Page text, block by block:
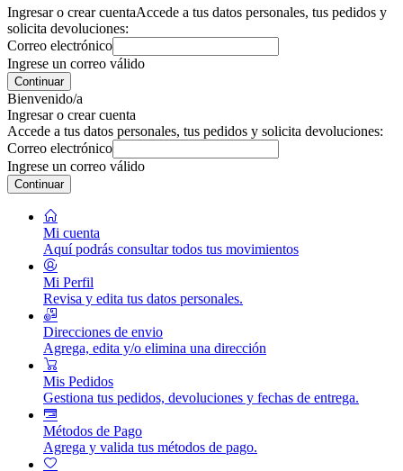
Ingresar o crear cuentaAccede a tus datos personales, tus pedidos y
solicita devoluciones:
Correo electrónico
Ingrese un correo válido
Continuar
Bienvenido/a
Ingresar o crear cuenta
Accede a tus datos personales, tus pedidos y solicita devoluciones:
Correo electrónico
Ingrese un correo válido
Continuar
Mi cuenta
Aquí podrás consultar todos tus movimientos
Mi Perfil
Revisa y edita tus datos personales.
Direcciones de envio
Agrega, edita y/o elimina una dirección
Mis Pedidos
Gestiona tus pedidos, devoluciones y fechas de entrega.
Métodos de Pago
Agrega y valida tus métodos de pago.